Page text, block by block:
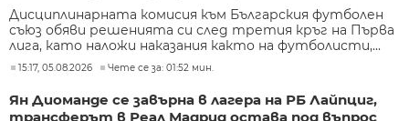
Дисциплинарната комисия към Българския футболен
съюз обяви решенията си след третия кръг на Първа
лига, като наложи наказания както на футболисти,...
15:17, 05.08.2026 Чете се за: 01:52 мин.
Ян Диоманде се завърна в лагера на РБ Лайпциг,
трансферът в Реал Мадрид остава под въпрос